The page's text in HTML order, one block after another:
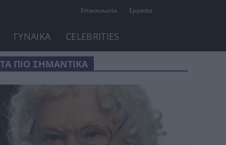
Επικοινωνία Εργασία
ΓΥΝΑΙΚΑ CELEBRITIES
ΤΑ ΠΙΟ ΣΗΜΑΝΤΙΚΑ